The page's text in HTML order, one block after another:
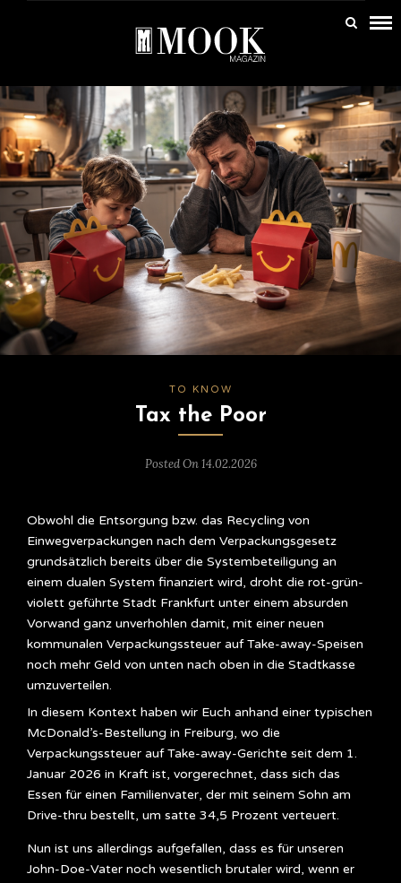
TO KNOW
Tax the Poor
Posted On 14.02.2026
Obwohl die Entsorgung bzw. das Recycling von
Einwegverpackungen nach dem Verpackungsgesetz
grundsätzlich bereits über die Systembeteiligung an
einem dualen System finanziert wird, droht die rot-grün-
violett geführte Stadt Frankfurt unter einem absurden
Vorwand ganz unverhohlen damit, mit einer neuen
kommunalen Verpackungssteuer auf Take-away-Speisen
noch mehr Geld von unten nach oben in die Stadtkasse
umzuverteilen.
In diesem Kontext haben wir Euch anhand einer typischen
McDonald’s-Bestellung in Freiburg, wo die
Verpackungssteuer auf Take-away-Gerichte seit dem 1.
Januar 2026 in Kraft ist, vorgerechnet, dass sich das
Essen für einen Familienvater, der mit seinem Sohn am
Drive-thru bestellt, um satte 34,5 Prozent verteuert.
Nun ist uns allerdings aufgefallen, dass es für unseren
John-Doe-Vater noch wesentlich brutaler wird, wenn er